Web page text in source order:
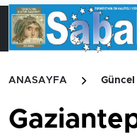
ANASAYFA Güncel